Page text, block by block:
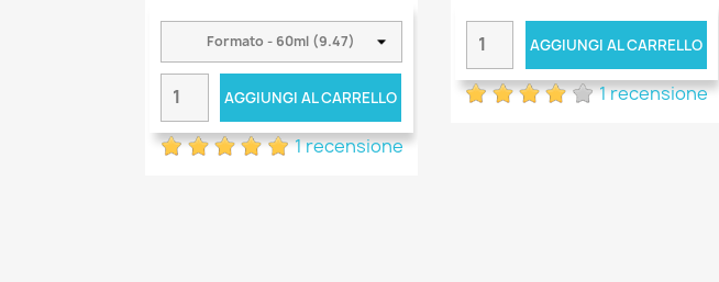
AGGIUNGI AL CARRELLO
1 recensione
AGGIUNGI AL CARRELLO
1 recensione